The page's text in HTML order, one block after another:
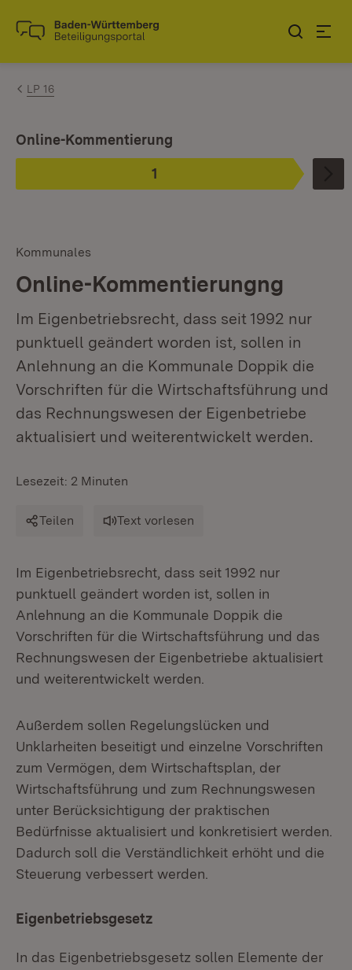
Zum Inhalt springen
Link zur Startseite
LP 16
Phase
1
:
Ist ausgewählt.
Online-Kommentierung
Kommunales
Online-Kommentierungng
Im Eigenbetriebsrecht, dass seit 1992 nur
punktuell geändert worden ist, sollen in
Anlehnung an die Kommunale Doppik die
Vorschriften für die Wirtschaftsführung und
das Rechnungswesen der Eigenbetriebe
aktualisiert und weiterentwickelt werden.
Lesezeit: 2 Minuten
Teilen Text vorlesen
Im Eigenbetriebsrecht, dass seit 1992 nur
punktuell geändert worden ist, sollen in
Anlehnung an die Kommunale Doppik die
Vorschriften für die Wirtschaftsführung und das
Rechnungswesen der Eigenbetriebe aktualisiert
und weiterentwickelt werden.
Außerdem sollen Regelungslücken und
Unklarheiten beseitigt und einzelne Vorschriften
zum Vermögen, dem Wirtschaftsplan, der
Wirtschaftsführung und zum Rechnungswesen
unter Berücksichtigung der praktischen
Bedürfnisse aktualisiert und konkretisiert werden.
Dadurch soll die Verständlichkeit erhöht und die
Steuerung verbessert werden.
Eigenbetriebsgesetz
In das Eigenbetriebsgesetz sollen Elemente der